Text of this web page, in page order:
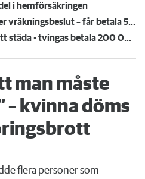
i hemförsäkringen
Kvinna kapade lägenhet efter vräkningsbeslut – får betala 50 000
Lämnade lägenheten utan att städa - tvingas betala 200 000 kronor
man måste
– kvinna döms
flera personer som